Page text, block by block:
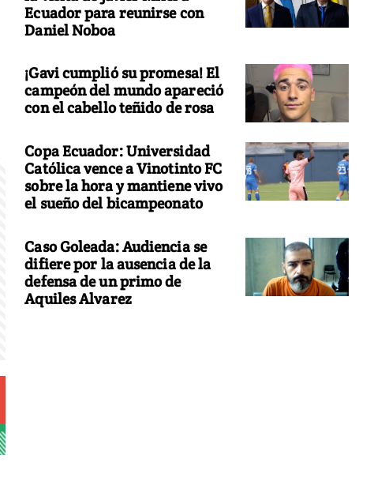
Ecuador para reunirse con
Daniel Noboa
¡Gavi cumplió su promesa! El
campeón del mundo apareció
con el cabello teñido de rosa
Copa Ecuador: Universidad
Católica vence a Vinotinto FC
sobre la hora y mantiene vivo
el sueño del bicampeonato
Caso Goleada: Audiencia se
difiere por la ausencia de la
defensa de un primo de
Aquiles Alvarez